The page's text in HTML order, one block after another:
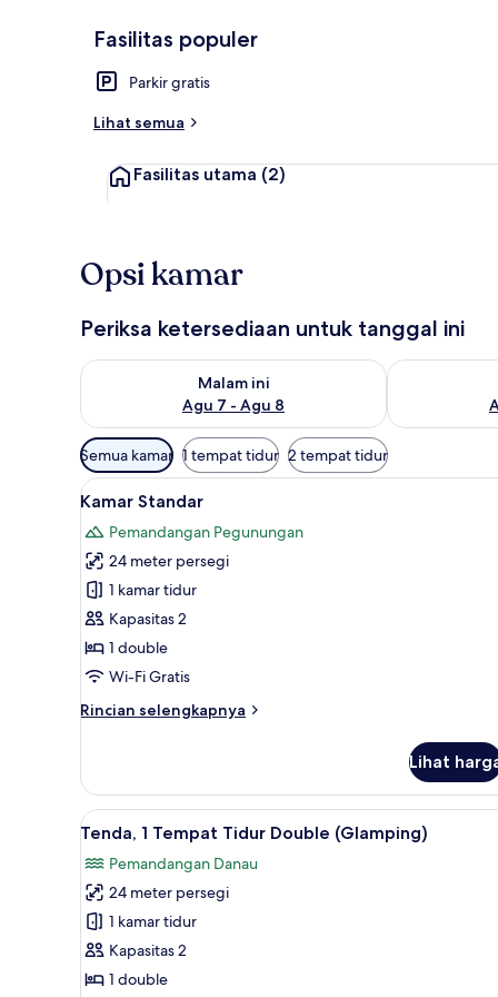
Fasilitas populer
Parkir gratis
Lihat semua
Fasilitas utama (2)
Opsi kamar
Periksa ketersediaan untuk tanggal ini
Malam ini
Agu 7 - Agu 8
Periksa ketersediaan untuk malam ini Agu 7 - Agu 8
Periksa
Filter
tersedia
untuk
Semua kamar 1 tempat tidur 2 tempat tidur
Lihat
semua
foto
untuk
Kamar
Standar
25
Kamar Standar
Pemandangan Pegunungan
24 meter persegi
1 kamar tidur
Kapasitas 2
1 double
Wi-Fi Gratis
Rincian selengkapnya
Rincian
Kamar
Standar
Lihat
Lihat
semua
foto
untuk
Tenda,
1
Tempat
Tenda, 1 Tempat Tidur Double
12
Tenda, 1 Tempat Tidur Double (Glamping)
Pemandangan Danau
24 meter persegi
1 kamar tidur
Kapasitas 2
1 double